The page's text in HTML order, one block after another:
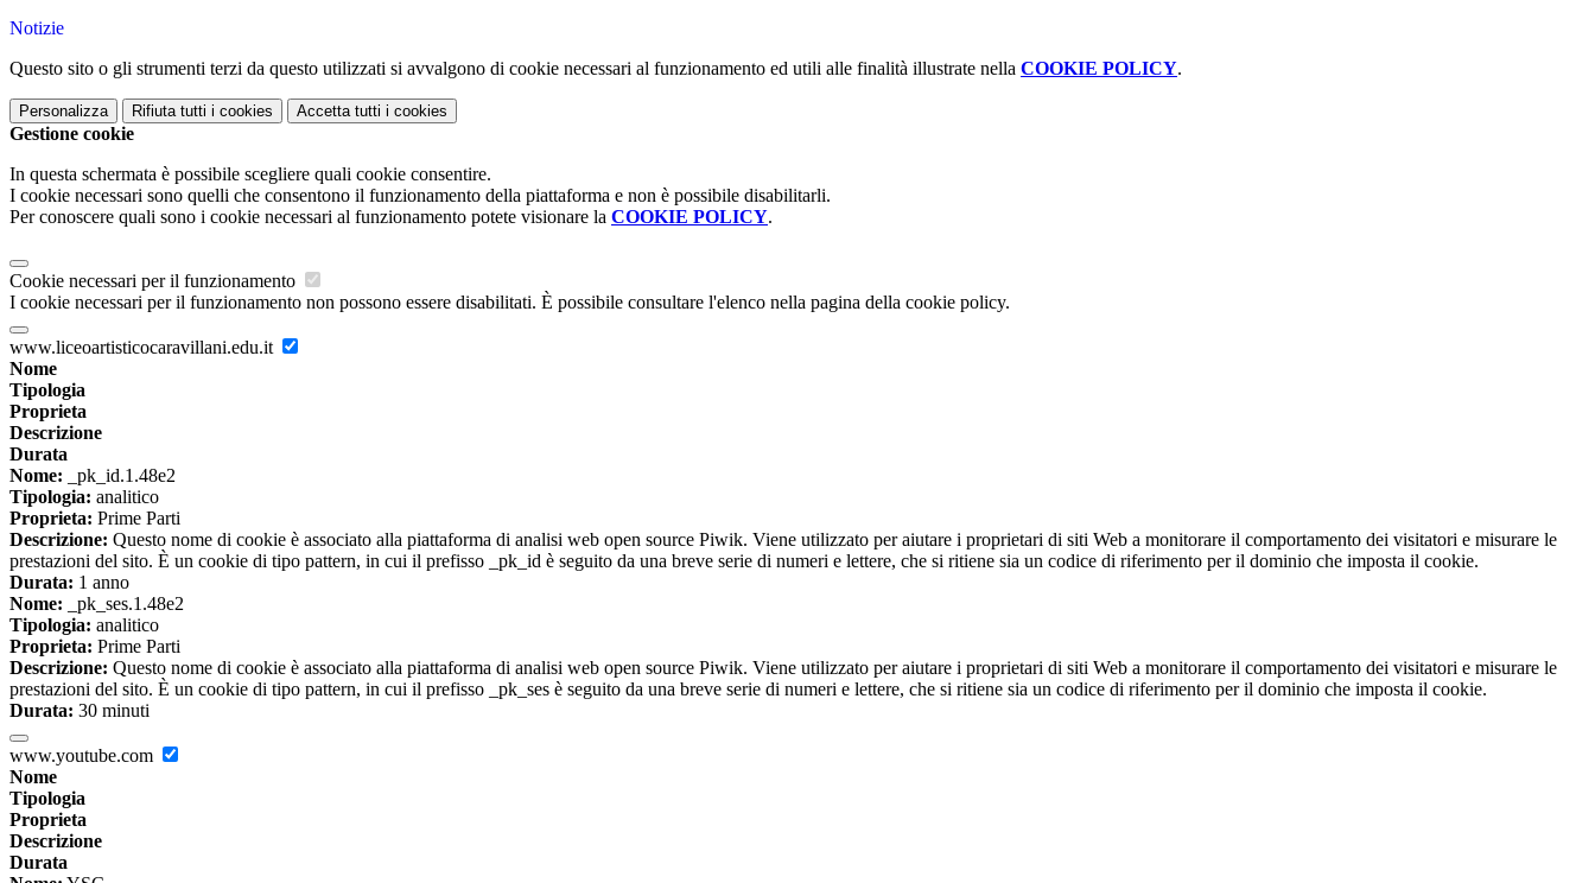
Notizie
Questo sito o gli strumenti terzi da questo utilizzati si avvalgono di cookie necessari al funzionamento ed utili alle finalità illustrate nella COOKIE POLICY.
Personalizza Rifiuta tutti i cookies Accetta tutti i cookies
Gestione cookie
In questa schermata è possibile scegliere quali cookie consentire.
I cookie necessari sono quelli che consentono il funzionamento della piattaforma e non è possibile disabilitarli.
Per conoscere quali sono i cookie necessari al funzionamento potete visionare la COOKIE POLICY.
Cookie necessari per il funzionamento
I cookie necessari per il funzionamento non possono essere disabilitati. È possibile consultare l'elenco nella pagina della cookie policy.
www.liceoartisticocaravillani.edu.it
Nome
Tipologia
Proprieta
Descrizione
Durata
Nome: _pk_id.1.48e2
Tipologia: analitico
Proprieta: Prime Parti
Descrizione: Questo nome di cookie è associato alla piattaforma di analisi web open source Piwik. Viene utilizzato per aiutare i proprietari di siti Web a monitorare il comportamento dei visitatori e misurare le
prestazioni del sito. È un cookie di tipo pattern, in cui il prefisso _pk_id è seguito da una breve serie di numeri e lettere, che si ritiene sia un codice di riferimento per il dominio che imposta il cookie.
Durata: 1 anno
Nome: _pk_ses.1.48e2
Tipologia: analitico
Proprieta: Prime Parti
Descrizione: Questo nome di cookie è associato alla piattaforma di analisi web open source Piwik. Viene utilizzato per aiutare i proprietari di siti Web a monitorare il comportamento dei visitatori e misurare le
prestazioni del sito. È un cookie di tipo pattern, in cui il prefisso _pk_ses è seguito da una breve serie di numeri e lettere, che si ritiene sia un codice di riferimento per il dominio che imposta il cookie.
Durata: 30 minuti
www.youtube.com
Nome
Tipologia
Proprieta
Descrizione
Durata